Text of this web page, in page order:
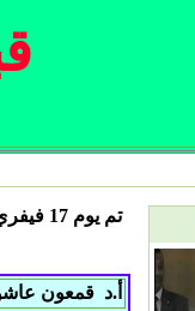
تم
أ.د قمعون